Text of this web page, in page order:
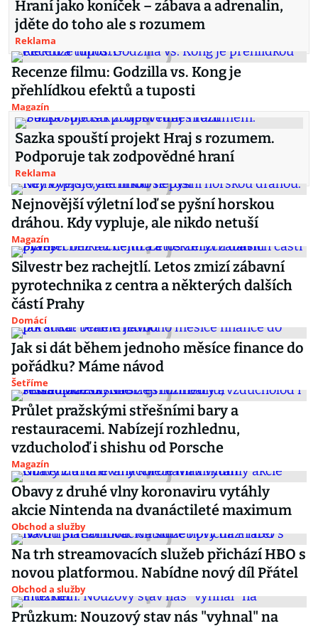
Hraní jako koníček – zábava a adrenalin,
jděte do toho ale s rozumem
Reklama
Recenze filmu: Godzilla vs. Kong je
přehlídkou efektů a tuposti
Magazín
Sazka spouští projekt Hraj s rozumem.
Podporuje tak zodpovědné hraní
Reklama
Nejnovější výletní loď se pyšní horskou
dráhou. Kdy vypluje, ale nikdo netuší
Magazín
Silvestr bez rachejtlí. Letos zmizí zábavní
pyrotechnika z centra a některých dalších
částí Prahy
Domácí
Jak si dát během jednoho měsíce finance do
pořádku? Máme návod
Šetříme
Průlet pražskými střešními bary a
restauracemi. Nabízejí rozhlednu,
vzducholoď i shishu od Porsche
Magazín
Obavy z druhé vlny koronaviru vytáhly
akcie Nintenda na dvanáctileté maximum
Obchod a služby
Na trh streamovacích služeb přichází HBO s
novou platformou. Nabídne nový díl Přátel
Obchod a služby
Průzkum: Nouzový stav nás "vyhnal" na